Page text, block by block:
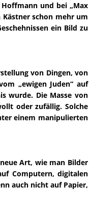
und bei „Max
schon mehr um
ein Bild zu
von Dingen, von
„ewigen Juden“ auf
wurde. Die Masse von
oder zufällig. Solche
einem manipulierten
Art, wie man Bilder
Computern, digitalen
auch nicht auf Papier,